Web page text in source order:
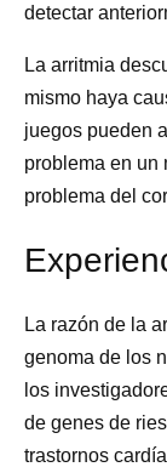
detectar
La arritmia
mismo haya
juegos pueden
problema en un
problema del
La razón de la
genoma de los
los
de genes de
trastornos